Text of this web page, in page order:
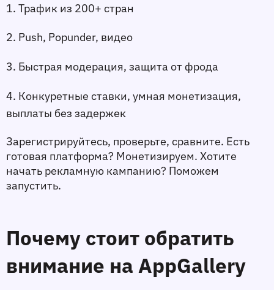
1. Трафик из 200+ стран
2. Push, Popunder, видео
3. Быстрая модерация, защита от фрода
4. Конкуретные ставки, умная монетизация,
выплаты без задержек
Зарегистрируйтесь, проверьте, сравните. Есть
готовая платформа? Монетизируем. Хотите
начать рекламную кампанию? Поможем
запустить.
Почему стоит обратить
внимание на AppGallery